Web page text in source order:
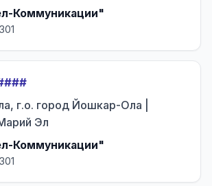
Коммуникации"
г.о. город Йошкар-Ола |
Эл
Коммуникации"